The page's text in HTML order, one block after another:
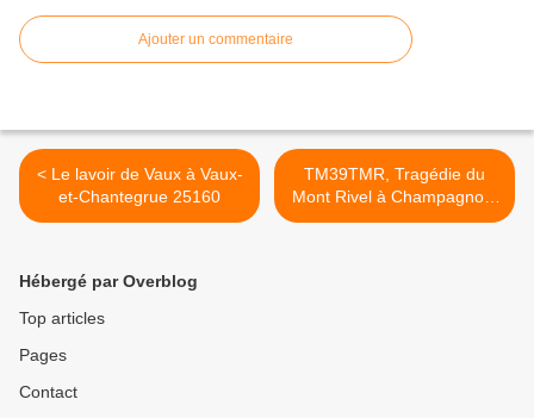
Ajouter un commentaire
< Le lavoir de Vaux à Vaux-
et-Chantegrue 25160
TM39TMR, Tragédie du
Mont Rivel à Champagnole
(39) >
Hébergé par Overblog
Top articles
Pages
Contact